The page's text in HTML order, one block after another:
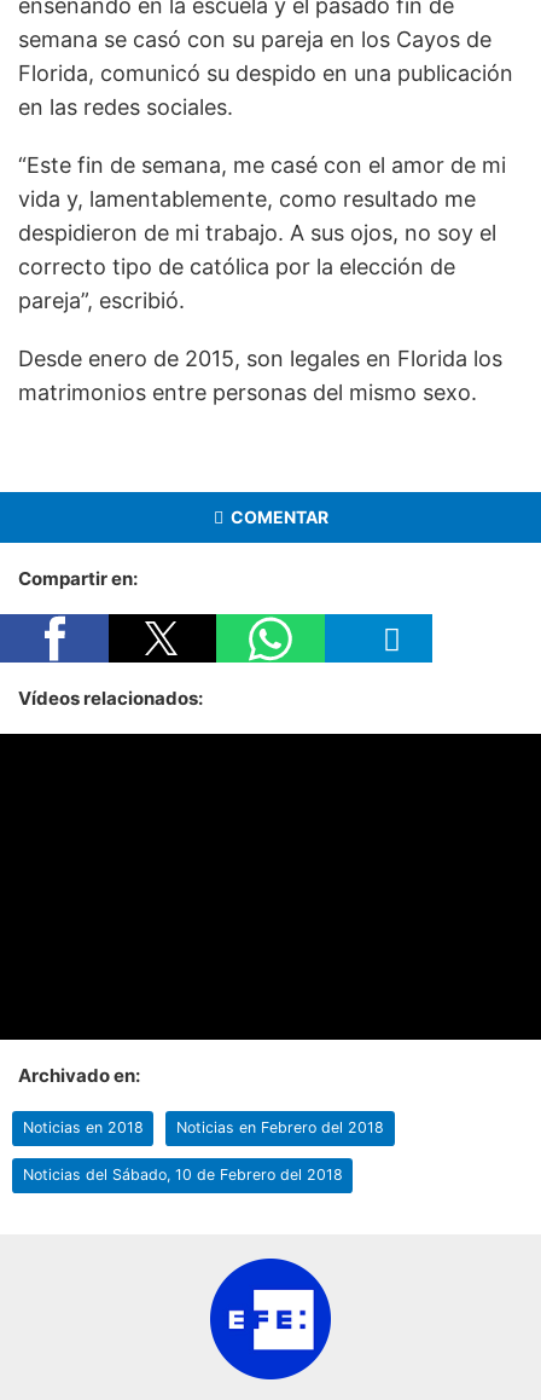
semana se casó con su pareja en los Cayos de
Florida, comunicó su despido en una publicación
en las redes sociales.
“Este fin de semana, me casé con el amor de mi
vida y, lamentablemente, como resultado me
despidieron de mi trabajo. A sus ojos, no soy el
correcto tipo de católica por la elección de
pareja”, escribió.
Desde enero de 2015, son legales en Florida los
matrimonios entre personas del mismo sexo.
COMENTAR
Compartir en:
Vídeos relacionados:
Archivado en:
Noticias en 2018 Noticias en Febrero del 2018
Noticias del Sábado, 10 de Febrero del 2018